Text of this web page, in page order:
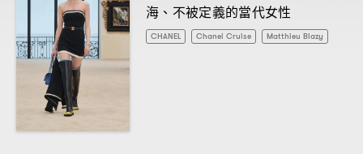
海、不被定義的當代女性
CHANEL Chanel Cruise Matthieu Blazy